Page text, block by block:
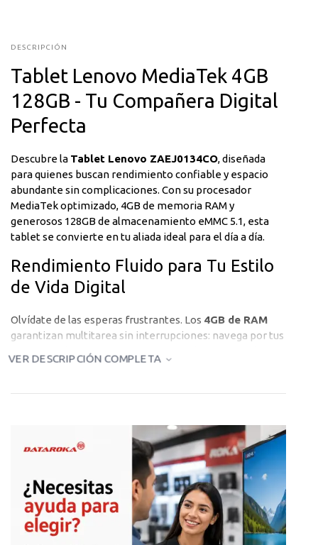
DESCRIPCIÓN
Tablet Lenovo MediaTek 4GB
128GB - Tu Compañera Digital
Perfecta
Descubre la Tablet Lenovo ZAEJ0134CO, diseñada
para quienes buscan rendimiento confiable y espacio
abundante sin complicaciones. Con su procesador
MediaTek optimizado, 4GB de memoria RAM y
generosos 128GB de almacenamiento eMMC 5.1, esta
tablet se convierte en tu aliada ideal para el día a día.
Rendimiento Fluido para Tu Estilo
de Vida Digital
Olvídate de las esperas frustrantes. Los 4GB de RAM
garantizan multitarea sin interrupciones: navega por tus
redes sociales mientras descargas archivos, o cambia
entre aplicaciones de trabajo y entretenimiento sin
optimizado para eficiencia energética, ofreciéndote
Espacio de Sobra para Todo lo que
Con128GB de almacenamiento interno , nunca más
tendrás que elegir qué borrar. Guarda miles de fotos
familiares, descarga tus series favoritas para verlas sin
VER DESCRIPCIÓN COMPLETA